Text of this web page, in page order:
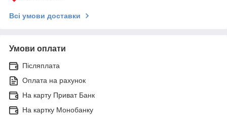
Всі умови доставки
Умови оплати
Післяплата
Оплата на рахунок
На карту Приват Банк
На картку Монобанку